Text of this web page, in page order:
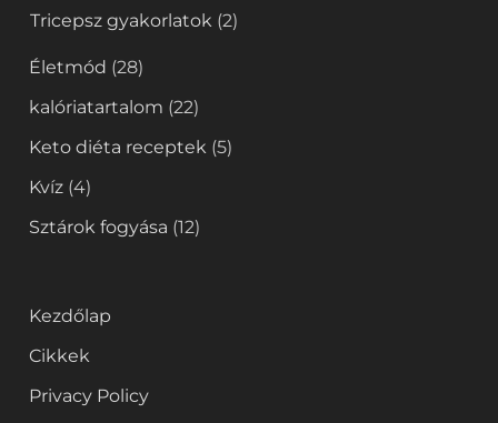
Tricepsz gyakorlatok (2)
Életmód (28)
kalóriatartalom (22)
Keto diéta receptek (5)
Kvíz (4)
Sztárok fogyása (12)
Kezdőlap
Cikkek
Privacy Policy